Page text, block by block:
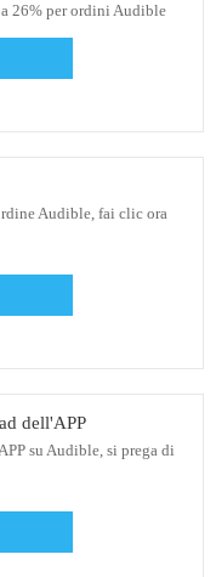
26% per ordini Audible
Audible, fai clic ora
dell'APP
su Audible, si prega di